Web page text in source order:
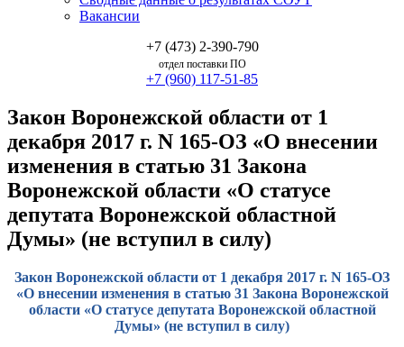
Вакансии
+7 (473) 2-390-790
отдел поставки ПО
+7 (960) 117-51-85
Закон Воронежской области от 1
декабря 2017 г. N 165-ОЗ «О внесении
изменения в статью 31 Закона
Воронежской области «О статусе
депутата Воронежской областной
Думы» (не вступил в силу)
Закон Воронежской области от 1 декабря 2017 г. N 165-ОЗ
«О внесении изменения в статью 31 Закона Воронежской
области «О статусе депутата Воронежской областной
Думы» (не вступил в силу)